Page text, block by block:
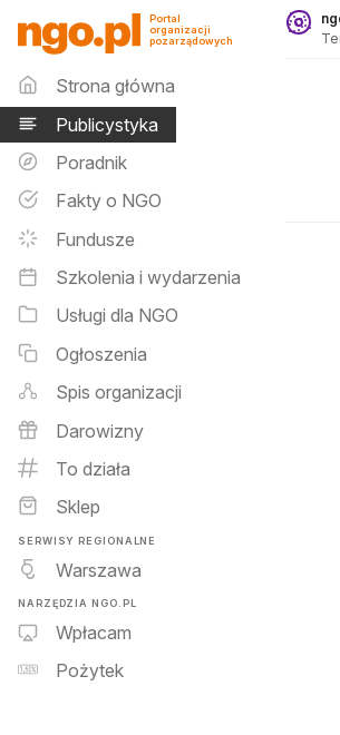
Publicystyka - ngo.pl
Portal
organizacji
pozarządowych
Menu główne
Strona główna
Publicystyka
Poradnik
Fakty o NGO
Fundusze
Szkolenia i wydarzenia
Usługi dla NGO
Ogłoszenia
Spis organizacji
Darowizny
To działa
Sklep
SERWISY REGIONALNE
Warszawa
NARZĘDZIA NGO.PL
Wpłacam
Pożytek